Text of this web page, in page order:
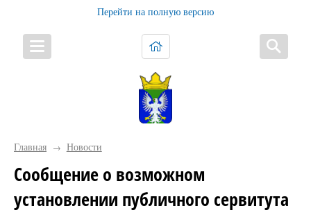
Перейти на полную версию
Главная → Новости
Сообщение о возможном
установлении публичного сервитута